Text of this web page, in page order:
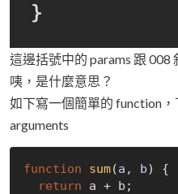
這邊括號中的 params 跟 008
咦，是什麼意思？
如下寫一個簡單的 function
arguments
function sum(a, b) {
return a + b;